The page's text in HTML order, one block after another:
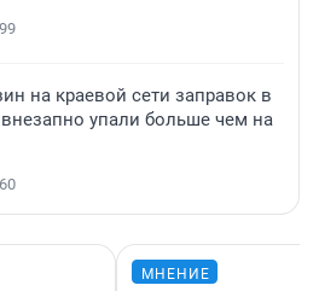
99
на краевой сети заправок в
упали больше чем на
60
МНЕНИЕ